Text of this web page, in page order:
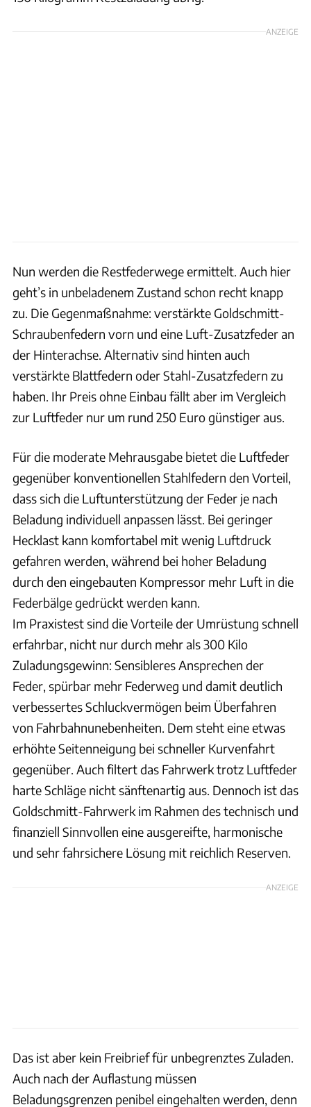
ANZEIGE
Nun werden die Restfederwege ermittelt. Auch hier
geht’s in unbeladenem Zustand schon recht knapp
zu. Die Gegenmaßnahme: verstärkte Goldschmitt-
Schraubenfedern vorn und eine Luft-Zusatzfeder an
der Hinterachse. Alternativ sind hinten auch
verstärkte Blattfedern oder Stahl-Zusatzfedern zu
haben. Ihr Preis ohne Einbau fällt aber im Vergleich
zur Luftfeder nur um rund 250 Euro günstiger aus.
Für die moderate Mehrausgabe bietet die Luftfeder
gegenüber konventionellen Stahlfedern den Vorteil,
dass sich die Luftunterstützung der Feder je nach
Beladung individuell anpassen lässt. Bei geringer
Hecklast kann komfortabel mit wenig Luftdruck
gefahren werden, während bei hoher Beladung
durch den eingebauten Kompressor mehr Luft in die
Federbälge gedrückt werden kann.
Im Praxistest sind die Vorteile der Umrüstung schnell
erfahrbar, nicht nur durch mehr als 300 Kilo
Zuladungsgewinn: Sensibleres Ansprechen der
Feder, spürbar mehr Federweg und damit deutlich
verbessertes Schluckvermögen beim Überfahren
von Fahrbahnunebenheiten. Dem steht eine etwas
erhöhte Seitenneigung bei schneller Kurvenfahrt
gegenüber. Auch filtert das Fahrwerk trotz Luftfeder
harte Schläge nicht sänftenartig aus. Dennoch ist das
Goldschmitt-Fahrwerk im Rahmen des technisch und
finanziell Sinnvollen eine ausgereifte, harmonische
und sehr fahrsichere Lösung mit reichlich Reserven.
ANZEIGE
Das ist aber kein Freibrief für unbegrenztes Zuladen.
Auch nach der Auflastung müssen
Beladungsgrenzen penibel eingehalten werden, denn